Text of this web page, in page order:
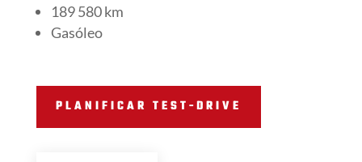
189 580 km
Gasóleo
PLANIFICAR TEST-DRIVE